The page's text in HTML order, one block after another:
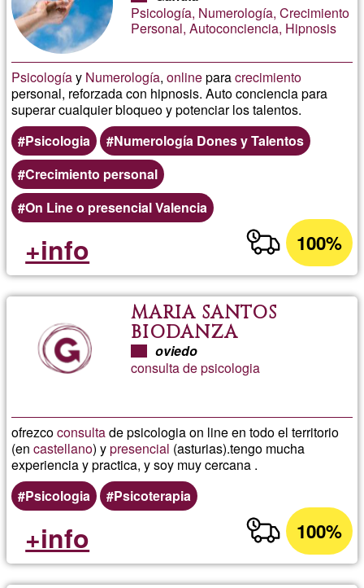
Psicología, Numerología, Crecimiento
Personal, Autoconciencia, Hipnosis
Psicologíay Numerología,onlineparacrecimiento
personal, reforzada con hipnosis. Auto conciencia para
superar cualquier bloqueo y potenciar los talentos.
Psicologia
Numerología Dones y Talentos
Crecimiento personal
On Line o presencial Valencia
100%
+info
MARIA SANTOS
BIODANZA
oviedo
consulta de psicologia
ofrezcoconsultade psicologia on line en todo el territorio
(encastellano) ypresencial (asturias).tengo mucha
experiencia y practica, y soy muy cercana .
Psicologia
Psicoterapia
100%
+info